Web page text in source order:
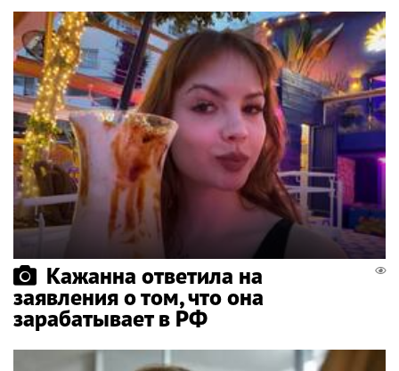
Кажанна ответила на
заявления о том, что она
зарабатывает в РФ